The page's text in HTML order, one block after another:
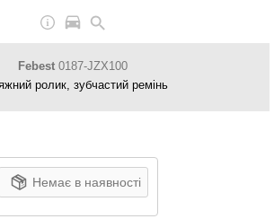
Febest 0187-JZX100
ролик, зубчастий ремінь
Немає в наявності